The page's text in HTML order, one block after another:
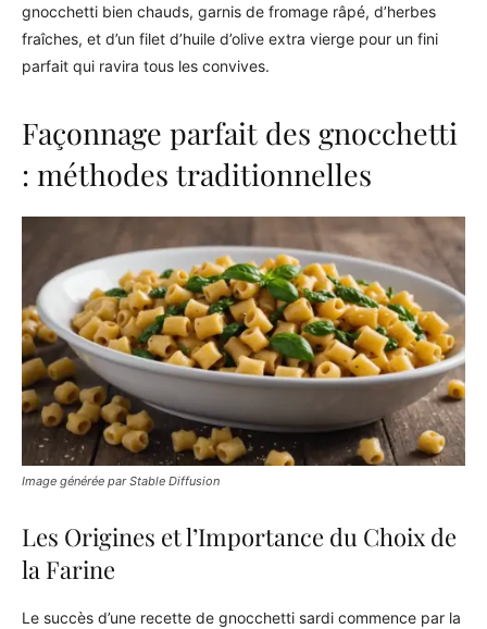
gnocchetti bien chauds, garnis de fromage râpé, d’herbes
fraîches, et d’un filet d’huile d’olive extra vierge pour un fini
parfait qui ravira tous les convives.
Façonnage parfait des gnocchetti
: méthodes traditionnelles
Image générée par Stable Diffusion
Les Origines et l’Importance du Choix de
la Farine
Le succès d’une recette de gnocchetti sardi commence par la